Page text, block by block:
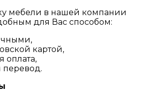
мебели в нашей компании
для Вас способом:
картой,
оплата,
перевод.